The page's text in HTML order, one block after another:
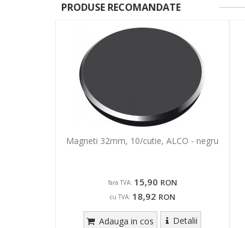
PRODUSE RECOMANDATE
Magneti 32mm, 10/cutie, ALCO - negru
fara TVA: 15,90 RON
cu TVA: 18,92 RON
Adauga in cos Detalii